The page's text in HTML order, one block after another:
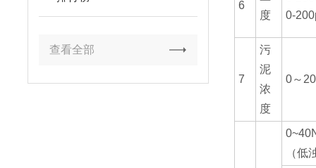
查看全部
6
度
0-
7
污
泥
浓
度
0～
（低